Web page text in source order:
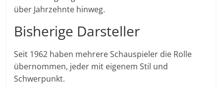
über Jahrzehnte hinweg.
Bisherige Darsteller
Seit 1962 haben mehrere Schauspieler die Rolle
übernommen, jeder mit eigenem Stil und
Schwerpunkt.